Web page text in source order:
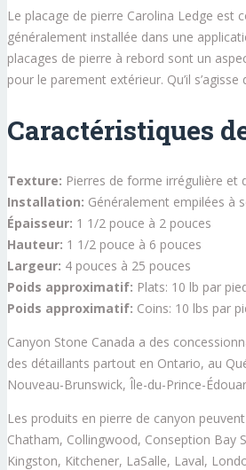
Le placage de pierre Carolina Ledge
généralement installée dans une
placages de pierre à rebord sont un
pour le parement extérieur. Qu’il
Caractéristiques
Texture: Pierres de forme irrégulière et
Installation: Généralement empilées à
Épaisseur: 1 1/2 pouce à 2 pouces
Hauteur: 1 1/2 pouce à 6 pouces
Largeur: 4 pouces à 25 pouces
Poids approximatif: Plats: 10 lb par
Poids approximatif: Coins: 10 lbs par
Canyon Stone Canada a des
des détaillants partout en Ontario, au
Nouveau-Brunswick, Île-du-Prince-
Les produits en pierre de canyon
Chatham, Collingwood, Conseption Bay
Kingston, Kitchener, LaSalle, Laval,